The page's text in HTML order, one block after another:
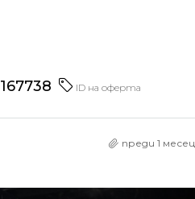
ID на оферта
преди 1 месец